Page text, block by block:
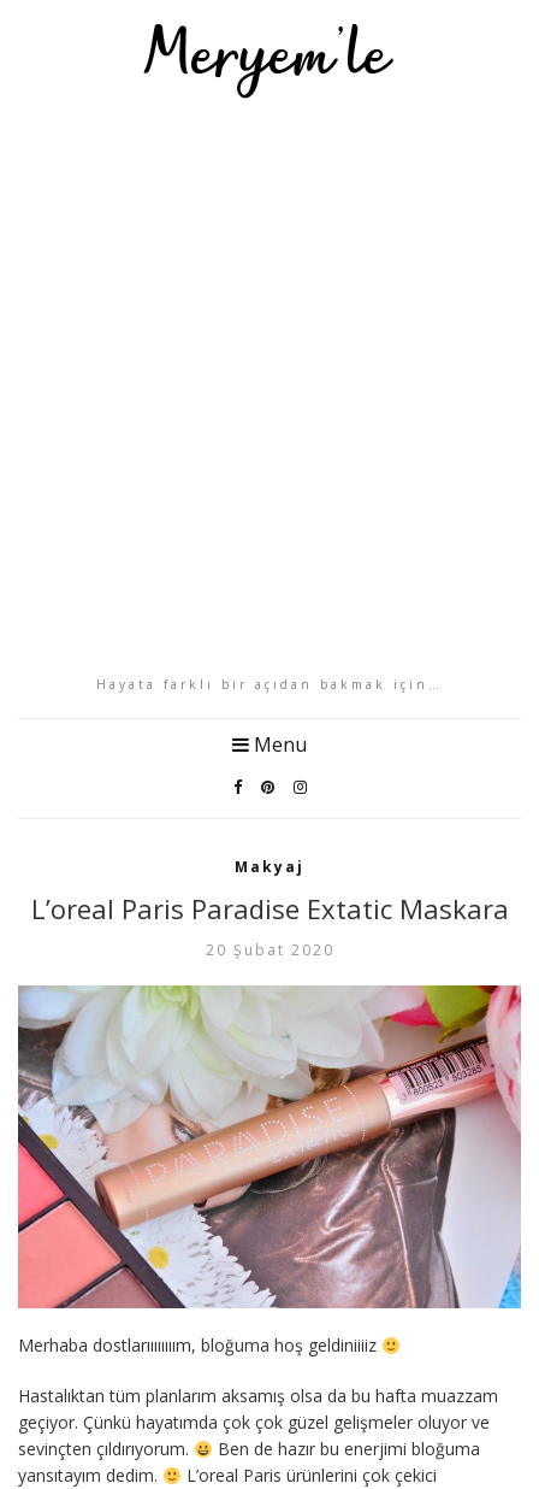
Hayata farklı bir açıdan bakmak için…
Menu
Makyaj
L’oreal Paris Paradise Extatic Maskara
20 Şubat 2020
Merhaba dostlarıııııııım, bloğuma hoş geldiniiiiz
Hastalıktan tüm planlarım aksamış olsa da bu hafta muazzam
geçiyor. Çünkü hayatımda çok çok güzel gelişmeler oluyor ve
sevinçten çıldırıyorum.
Ben de hazır bu enerjimi bloğuma
yansıtayım dedim.
L’oreal Paris ürünlerini çok çekici